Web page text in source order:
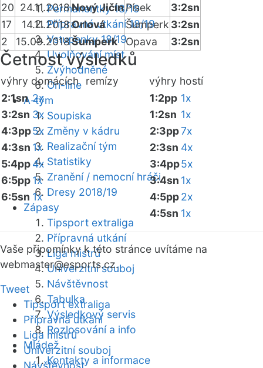
Permanentky 18/19
Přípravná utkání 18/19
Vstupenky 18/19
Uvolňování míst
Zvýhodněné
On-line
A-tým
Soupiska
Změny v kádru
Realizační tým
Statistiky
Zranění / nemocní hráči
Dresy 2018/19
Zápasy
Tipsport extraliga
Přípravná utkání
Liga mistrů
Univerzitní souboj
Návštěvnost
Tabulka
Výsledkový servis
Rozlosování a info
Mládež
Kontakty a informace
20 24.11.2018Nový JičínPísek
3:2sn
17
14.11.2018Orlová Šumperk 3:2sn
2
15.09.2018Šumperk Opava 3:2sn
Četnost výsledků
výhry domácích remízy výhry hostí
2:1sn 2x
3:2sn 3x
4:3pp5x
4:3sn 1x
5:4pp4x
6:5pp1x
6:5sn 1x
1:2pp 1x
1:2sn 1x
2:3pp7x
2:3sn 4x
3:4pp5x
3:4sn 1x
4:5pp2x
4:5sn 1x
Vaše připomínky k této stránce uvítáme na
webmaster@esports.cz.
Tweet
Tipsport extraliga
Přípravná utkání
Liga mistrů
Univerzitní souboj
Návštěvnost